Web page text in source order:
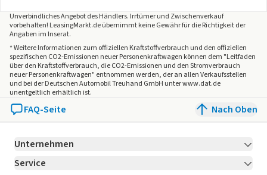
Unverbindliches Angebot desHändlers. Irrtümer und Zwischenverkauf
vorbehalten! LeasingMarkt.de übernimmt keine Gewähr für die Richtigkeit der
Angaben im Inserat.
* Weitere Informationen zum offiziellen Kraftstoffverbrauch und den offiziellen
spezifischen CO2-Emissionen neuer Personenkraftwagen können dem "Leitfaden
über den Kraftstoffverbrauch, die CO2-Emissionen und den Stromverbrauch
neuer Personenkraftwagen" entnommen werden, der an allen Verkaufsstellen
und bei der Deutschen Automobil Treuhand GmbH unter www.dat.de
unentgeltlich erhältlich ist.
FAQ-Seite Nach Oben
Unternehmen
Über LeasingMarkt.de
Service